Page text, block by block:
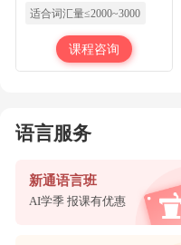
适合词汇量≤2000~3000
课程咨询
语言服务
新通语言班
AI学季 报课有优惠